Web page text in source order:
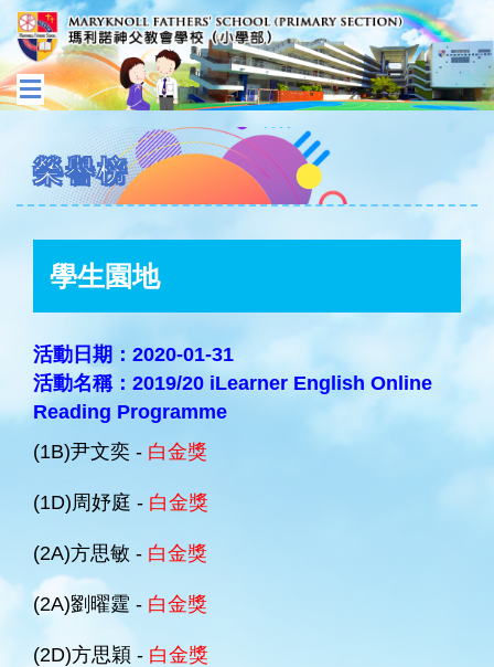
榮譽榜
學生園地
活動日期：2020-01-31
活動名稱：2019/20 iLearner English Online
Reading Programme
(1B)尹文奕 - 白金獎
(1D)周妤庭 - 白金獎
(2A)方思敏 - 白金獎
(2A)劉曜霆 - 白金獎
(2D)方思穎 - 白金獎